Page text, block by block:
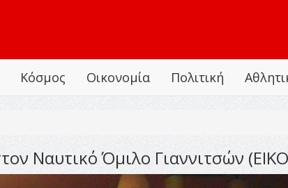
Κόσμος Οικονομία Πολιτική
Ναυτικό Όμιλο Γιαννιτσών